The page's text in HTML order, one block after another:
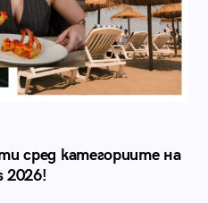
сред категориите на
2026!